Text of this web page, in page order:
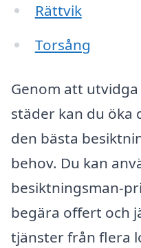
Rättvik
Torsång
Genom att
städer kan du öka
den bästa
behov. Du kan
besiktningsman-
begära offert och
tjänster från flera